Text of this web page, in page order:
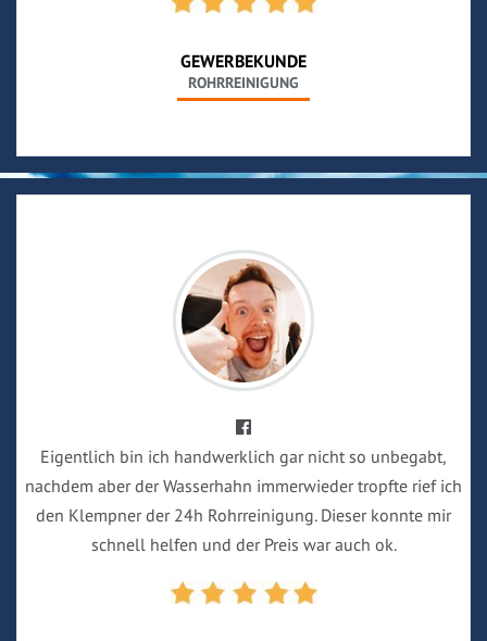
GEWERBEKUNDE
ROHRREINIGUNG
Eigentlich bin ich handwerklich gar nicht so unbegabt,
nachdem aber der Wasserhahn immerwieder tropfte rief ich
den Klempner der 24h Rohrreinigung. Dieser konnte mir
schnell helfen und der Preis war auch ok.